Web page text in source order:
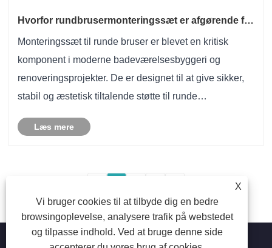
Hvorfor rundbrusermonteringssæt er afgørende for
Monteringssæt til runde bruser er blevet en kritisk
komponent i moderne badeværelsesbyggeri og
renoveringsprojekter. De er designet til at give sikker,
stabil og æstetisk tiltalende støtte til runde
udforsker alt fra produktstruktur, materialer, in......
Læs mere
X
Vi bruger cookies til at tilbyde dig en bedre
browsingoplevelse, analysere trafik på webstedet
og tilpasse indhold. Ved at bruge denne side